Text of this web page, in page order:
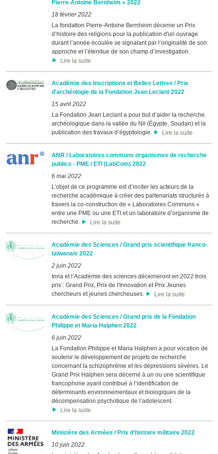
Pierre-Antoine Bernheim » 2022
18 février 2022
La fondation Pierre-Antoine Bernheim décerne un Prix
d’histoire des religions pour la publication d'un ouvrage
durant l’année écoulée se signalant par l’originalité de son
approche et l’étendue de son champ d’investigation.
Lire la suite
Académie des Inscriptions et Belles Lettres / Prix
d'archéologie de la Fondation Jean Leclant 2022
15 avril 2022
La Fondation Jean Leclant a pour but d’aider la recherche
archéologique dans la vallée du Nil (Égypte, Soudan) et la
publication des travaux d’égyptologie.
Lire la suite
ANR / Laboratoires communs organismes de recherche
publics - PME / ETI (LabCom) 2022
6 mai 2022
L’objet de ce programme est d’inciter les acteurs de la
recherche académique à créer des partenariats structurés à
travers la co-construction de « Laboratoires Communs »
entre une PME ou une ETI et un laboratoire d’organisme de
recherche.
Lire la suite
Académie des Sciences / Grand prix scientifique franco-
taïwanais 2022
2 juin 2022
Inria et l’Académie des sciences décerneront en 2022 trois
prix : Grand Prix, Prix de l'Innovation et Prix Jeunes
chercheurs et jeunes chercheuses.
Lire la suite
Académie des Sciences / Grand prix de la Fondation
Philippe et Maria Halphen 2022
6 juin 2022
La Fondation Philippe et Maria Halphen a pour vocation de
soutenir le développement de projets de recherche
concernant la schizophrénie et les dépressions sévères. Le
Grand Prix Halphen sera décerné à un ou une scientifique
francophone ayant contribué à l’identification de
déterminants environnementaux et biologiques de la
décompensation psychotique de l’adolescent.
Lire la suite
Ministère des Armées / Prix d'histoire militaire 2022
10 juin 2022